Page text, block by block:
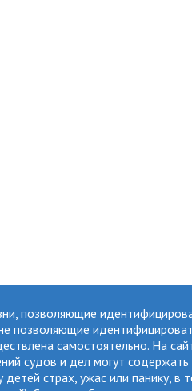
позволяющие
позволяющие
самостоятельно. На
судов и дел могут содержать
страх, ужас или панику, в